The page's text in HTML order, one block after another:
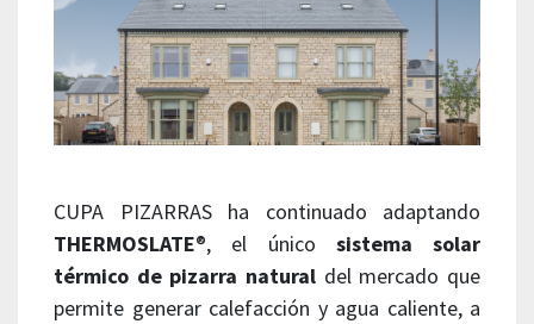
CUPA PIZARRAS ha continuado adaptando
THERMOSLATE®, el único sistema solar
térmico de pizarra natural del mercado que
permite generar calefacción y agua caliente, a